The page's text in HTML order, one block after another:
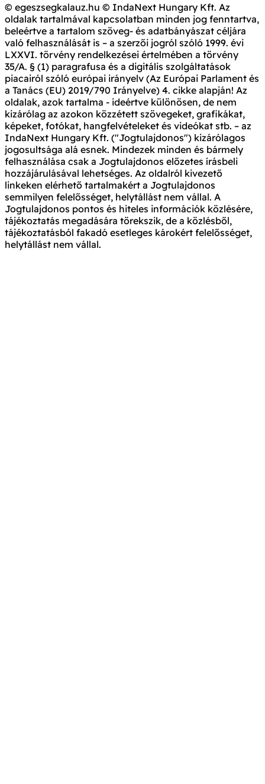
© egeszsegkalauz.hu © IndaNext Hungary Kft. Az
oldalak tartalmával kapcsolatban minden jog fenntartva,
beleértve a tartalom szöveg- és adatbányászat céljára
való felhasználását is – a szerzői jogról szóló 1999. évi
LXXVI. törvény rendelkezései értelmében a törvény
35/A. § (1) paragrafusa és a digitális szolgáltatások
piacairól szóló európai irányelv (Az Európai Parlament és
a Tanács (EU) 2019/790 Irányelve) 4. cikke alapján! Az
oldalak, azok tartalma - ideértve különösen, de nem
kizárólag az azokon közzétett szövegeket, grafikákat,
képeket, fotókat, hangfelvételeket és videókat stb. – az
IndaNext Hungary Kft. ("Jogtulajdonos") kizárólagos
jogosultsága alá esnek. Mindezek minden és bármely
felhasználása csak a Jogtulajdonos előzetes írásbeli
hozzájárulásával lehetséges. Az oldalról kivezető
linkeken elérhető tartalmakért a Jogtulajdonos
semmilyen felelősséget, helytállást nem vállal. A
Jogtulajdonos pontos és hiteles információk közlésére,
tájékoztatás megadására törekszik, de a közlésből,
tájékoztatásból fakadó esetleges károkért felelősséget,
helytállást nem vállal.